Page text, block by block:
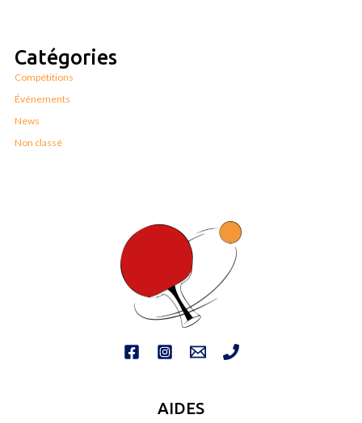
Catégories
Compétitions
Événements
News
Non classé
AIDES